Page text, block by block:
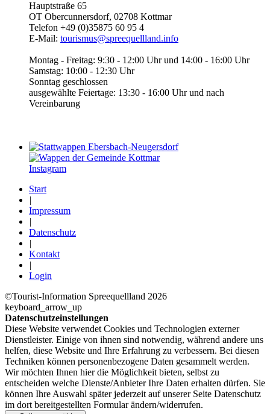
Hauptstraße 65
OT Obercunnersdorf, 02708 Kottmar
Telefon +49 (0)35875 60 95 4
E-Mail: tourismus@spreequellland.info
Montag - Freitag: 9:30 - 12:00 Uhr und 14:00 - 16:00 Uhr
Samstag: 10:00 - 12:30 Uhr
Sonntag geschlossen
ausgewählte Feiertage: 13:30 - 16:00 Uhr und nach
Vereinbarung
Instagram
Start
|
Impressum
|
Datenschutz
|
Kontakt
|
Login
©Tourist-Information Spreequellland 2026
keyboard_arrow_up
Datenschutzeinstellungen
Diese Website verwendet Cookies und Technologien externer
Dienstleister. Einige von ihnen sind notwendig, während andere uns
helfen, diese Website und Ihre Erfahrung zu verbessern. Bei diesen
Techniken können personenbezogene Daten gesammelt werden.
Wir möchten Ihnen hier die Möglichkeit bieten, selbst zu
entscheiden welche Dienste/­Anbieter Ihre Daten erhalten dürfen. Sie
können Ihre Auswahl später jederzeit auf unserer Seite Datenschutz
im dort bereitgestellten Formular ändern/­widerrufen.